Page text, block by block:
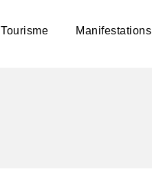
Tourisme Manifestations